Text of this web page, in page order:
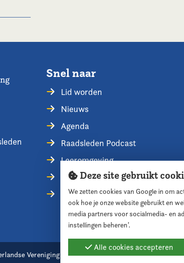
Snel naar
Lid worden
Nieuws
Agenda
Raadsleden Podcast
Leeromgeving
Privacyverklaring
Contact opnemen
Vereniging voor Raadsleden Cookie
Deze site gebruikt
We zetten cookies van Google in om
ook hoe je onze website gebruikt en
media partners voor socialmedia- en
instellingen beheren’.
Alle cookies accepteren